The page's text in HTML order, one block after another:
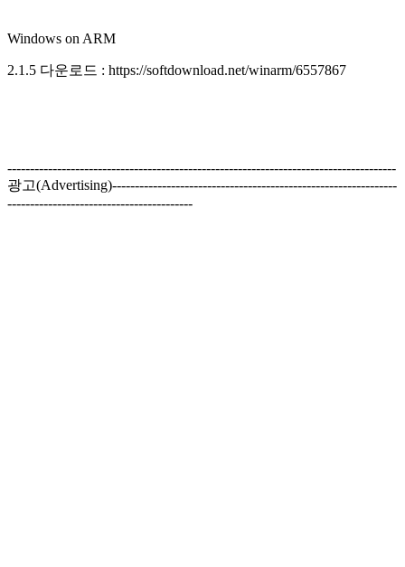
Windows on ARM
2.1.5 다운로드 : https://softdownload.net/winarm/6557867
--------------------------------------------------------------------------------------
광고(Advertising)---------------------------------------------------------------
-----------------------------------------